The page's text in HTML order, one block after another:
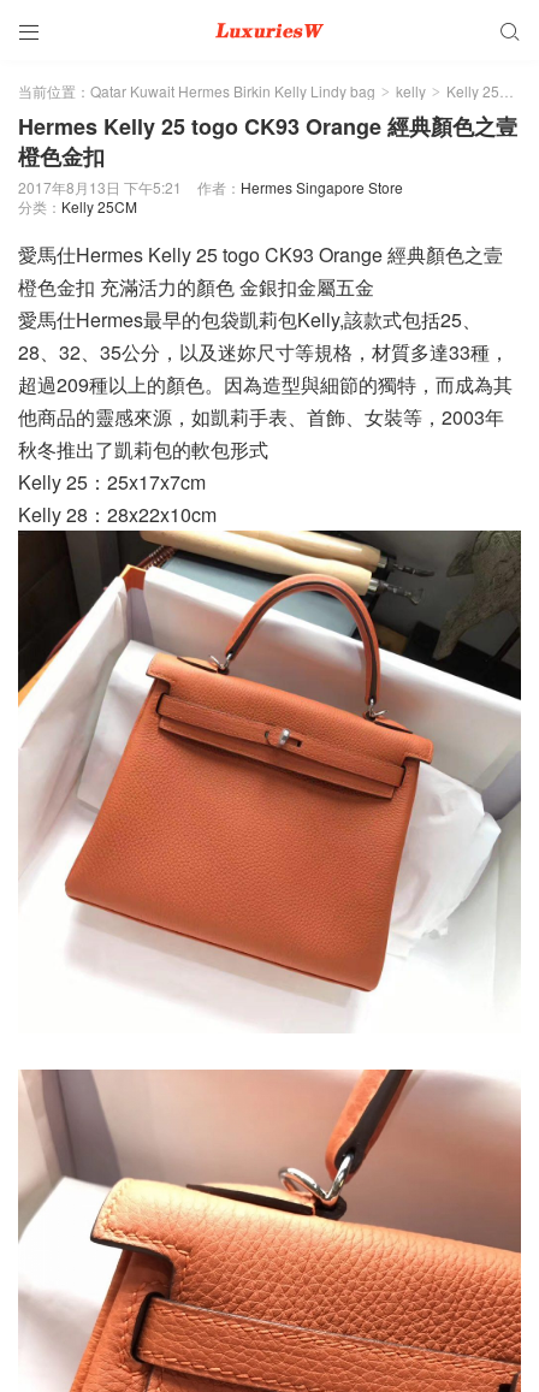
 
当前位置： Qatar Kuwait Hermes Birkin Kelly Lindy bag > kelly > Kelly 25CM
Hermes Kelly 25 togo CK93 Orange 經典顏色之壹
橙色金扣
2017年8月13日 下午5:21 作者： Hermes Singapore Store
分类： Kelly 25CM
愛馬仕Hermes Kelly 25 togo CK93 Orange 經典顏色之壹
橙色金扣 充滿活力的顏色 金銀扣金屬五金
愛馬仕Hermes最早的包袋凱莉包Kelly,該款式包括25、
28、32、35公分，以及迷妳尺寸等規格，材質多達33種，
超過209種以上的顏色。因為造型與細節的獨特，而成為其
他商品的靈感來源，如凱莉手表、首飾、女裝等，2003年
秋冬推出了凱莉包的軟包形式
Kelly 25：25x17x7cm
Kelly 28：28x22x10cm